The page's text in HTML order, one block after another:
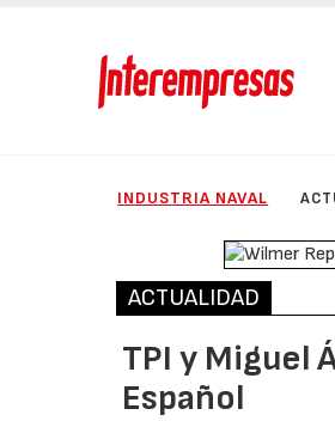
INDUSTRIA NAVAL
ACTUALIDAD
TPI y Miguel
Español